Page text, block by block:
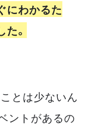
にわかるた
。
とは少ないん
ントがあるの